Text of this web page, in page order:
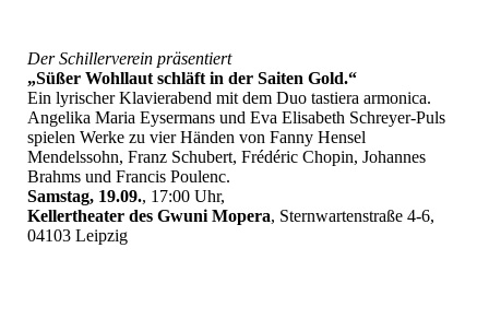
Der Schillerverein präsentiert
„Süßer Wohllaut schläft in der Saiten Gold.“
Ein lyrischer Klavierabend mit dem Duo tastiera armonica.
Angelika Maria Eysermans und Eva Elisabeth Schreyer-Puls
spielen Werke zu vier Händen von Fanny Hensel
Mendelssohn, Franz Schubert, Frédéric Chopin, Johannes
Brahms und Francis Poulenc.
Samstag, 19.09., 17:00 Uhr,
Kellertheater des Gwuni Mopera, Sternwartenstraße 4-6,
04103 Leipzig